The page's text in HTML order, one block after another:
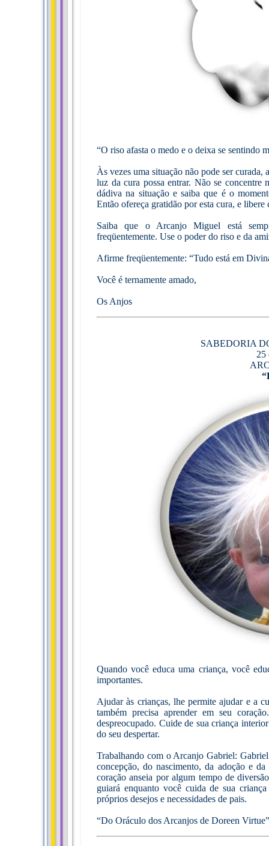
“O riso afasta o medo e o deixa se sentindo
Às vezes uma situação não pode ser
luz da cura possa entrar. Não se
dádiva na situação e saiba que é o
Então ofereça gratidão por esta cura, e
Saiba que o Arcanjo Miguel está
freqüentemente. Use o poder do riso e da
Afirme freqüentemente: “Tudo está em
Você é ternamente amado,
Os Anjos
SABEDORIA
25
Quando você educa uma criança, você
importantes.
Ajudar às crianças, lhe permite ajudar e a
também precisa aprender em seu
despreocupado. Cuide de sua criança
do seu despertar.
Trabalhando com o Arcanjo Gabriel:
concepção, do nascimento, da adoção e
coração anseia por algum tempo de
guiará enquanto você cuida de sua
próprios desejos e necessidades de pais.
“Do Oráculo dos Arcanjos de Doreen Virtue”